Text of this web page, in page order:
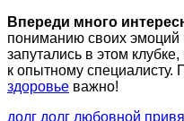
Впереди много
пониманию своих эмоций
запутались в этом
к опытному специалисту.
здоровье важно!
долг долг любовной